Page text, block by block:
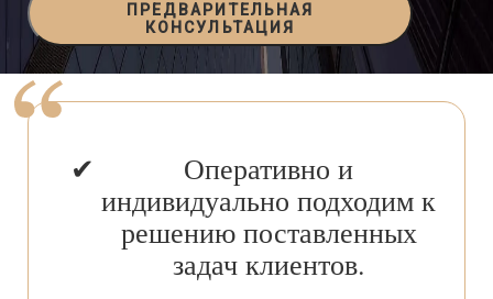
ПРЕДВАРИТЕЛЬНАЯ
КОНСУЛЬТАЦИЯ
Оперативно и
индивидуально подходим к
решению поставленных
задач клиентов.